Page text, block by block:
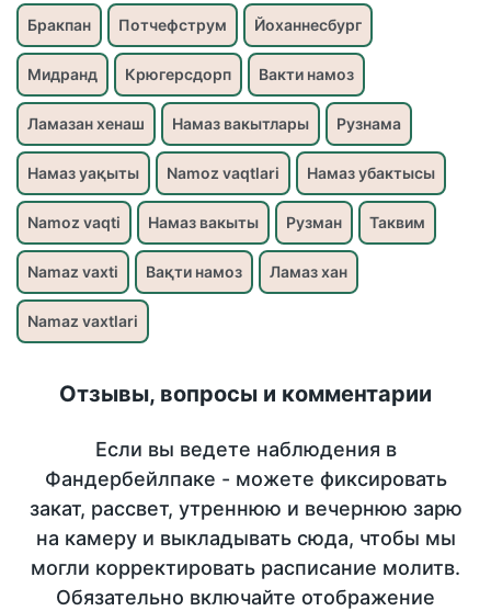
Бракпан Потчефструм Йоханнесбург
Мидранд Крюгерсдорп Вакти намоз
Ламазан хенаш Намаз вакытлары Рузнама
Намаз уақыты Namoz vaqtlari Намаз убактысы
Namoz vaqti Намаз вакыты Рузман Таквим
Namaz vaxti Вақти намоз Ламаз хан
Namaz vaxtlari
Отзывы, вопросы и комментарии
Если вы ведете наблюдения в
Фандербейлпаке - можете фиксировать
закат, рассвет, утреннюю и вечернюю зарю
на камеру и выкладывать сюда, чтобы мы
могли корректировать расписание молитв.
Обязательно включайте отображение